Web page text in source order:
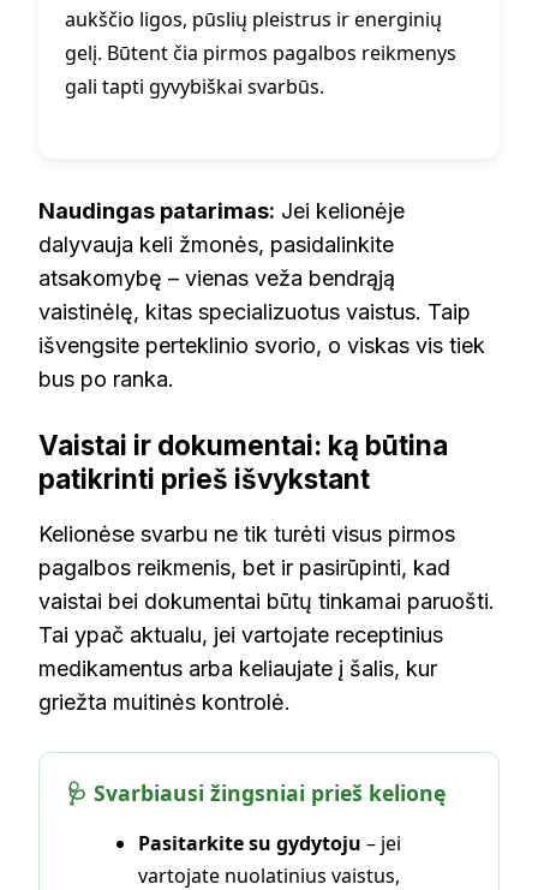
aukščio ligos, pūslių pleistrus ir energinių
gelį. Būtent čia pirmos pagalbos reikmenys
gali tapti gyvybiškai svarbūs.
Naudingas patarimas: Jei kelionėje
dalyvauja keli žmonės, pasidalinkite
atsakomybę – vienas veža bendrąją
vaistinėlę, kitas specializuotus vaistus. Taip
išvengsite perteklinio svorio, o viskas vis tiek
bus po ranka.
Vaistai ir dokumentai: ką būtina
patikrinti prieš išvykstant
Kelionėse svarbu ne tik turėti visus pirmos
pagalbos reikmenis, bet ir pasirūpinti, kad
vaistai bei dokumentai būtų tinkamai paruošti.
Tai ypač aktualu, jei vartojate receptinius
medikamentus arba keliaujate į šalis, kur
griežta muitinės kontrolė.
🩺 Svarbiausi žingsniai prieš kelionę
Pasitarkite su gydytoju – jei
vartojate nuolatinius vaistus,